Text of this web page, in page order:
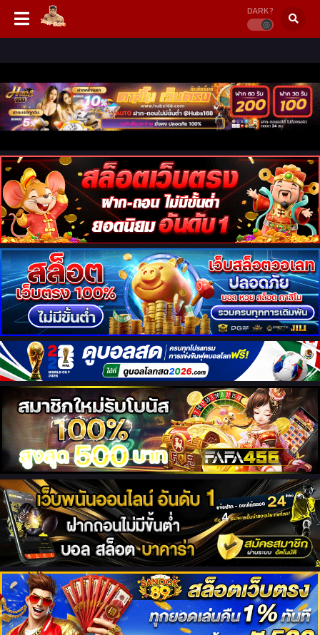
DARK?